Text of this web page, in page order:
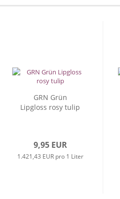
GRN Grün
Lipgloss rosy tulip
9,95 EUR
1.421,43 EUR pro 1 Liter